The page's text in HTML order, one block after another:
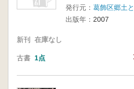
発行元： 葛飾区郷土
出版年： 2007
新刊 在庫なし
古書 1点